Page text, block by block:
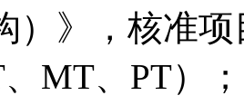
）》，核准
、MT、PT